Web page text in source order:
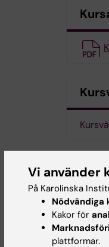
Vi använder
På Karolinska
Nödvändiga
Kakor för
plattformar.